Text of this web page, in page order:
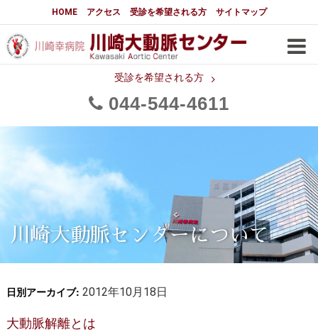
HOME アクセス 受診を希望される方 サイトマップ
受診を希望される方
044 544 4611
大動脈センターについて
はじめに 大動脈センターについて
メディアでの紹介
都道府県別患者マップ 都道府県別紹介病院
大動脈瘤について 基本編
3分でわかる大動脈瘤・大動脈
大動脈瘤
大動脈解離（解離性大動脈瘤）
胸部大動脈瘤の治療
腹部大動脈瘤の治療
大動脈弁・大動脈基部の治療
川崎大動脈センターについて
日別アーカイブ: 2012年10月18日
大動脈解離とは